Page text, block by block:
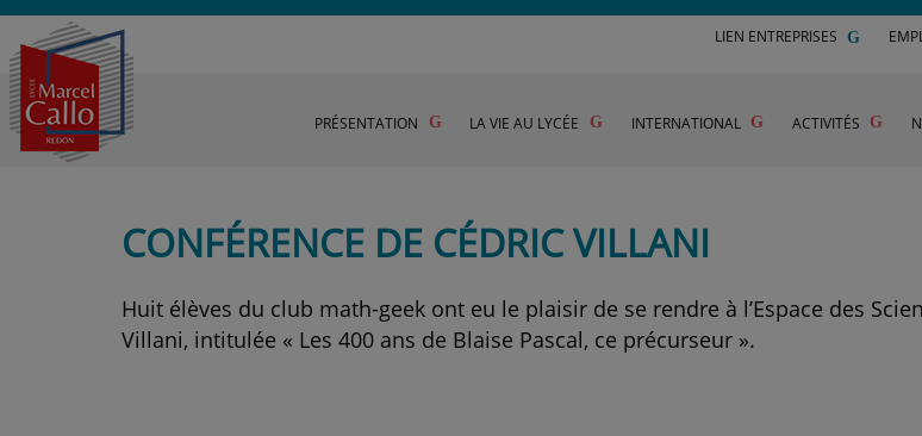
LIEN ENTREPRISES
PRÉSENTATION LA VIE AU LYCÉE INTERNATIONAL ACTIVITÉS
CONFÉRENCE DE CÉDRIC VILLANI
Huit élèves du club math-geek ont eu le plaisir de se rendre à l’Espace des
Villani, intitulée « Les 400 ans de Blaise Pascal, ce précurseur ».